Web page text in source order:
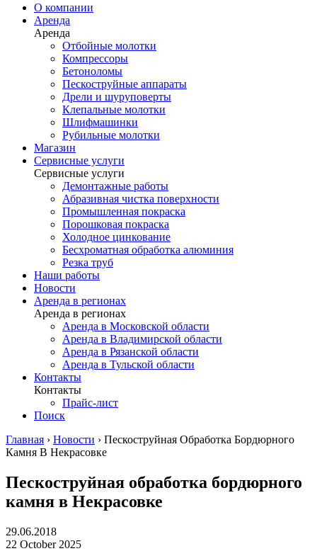
О компании
Аренда
Аренда
Отбойные молотки
Компрессоры
Бетоноломы
Пескоструйные аппараты
Дрели и шуруповерты
Клепальные молотки
Шлифмашинки
Рубильные молотки
Магазин
Сервисные услуги
Сервисные услуги
Демонтажные работы
Абразивная чистка поверхности
Промышленная покраска
Порошковая покраска
Холодное цинкование
Бесхроматная обработка алюминия
Резка труб
Наши работы
Новости
Аренда в регионах
Аренда в регионах
Аренда в Московской области
Аренда в Владимирской области
Аренда в Рязанской области
Аренда в Тульской области
Контакты
Контакты
Прайс-лист
Поиск
Главная › Новости › Пескоструйная Обработка Бордюрного
Камня В Некрасовке
Пескоструйная обработка бордюрного
камня в Некрасовке
29.06.2018
22 October 2025